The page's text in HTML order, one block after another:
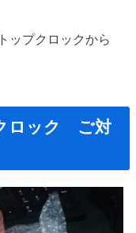
ップクロックから
ロック ご対